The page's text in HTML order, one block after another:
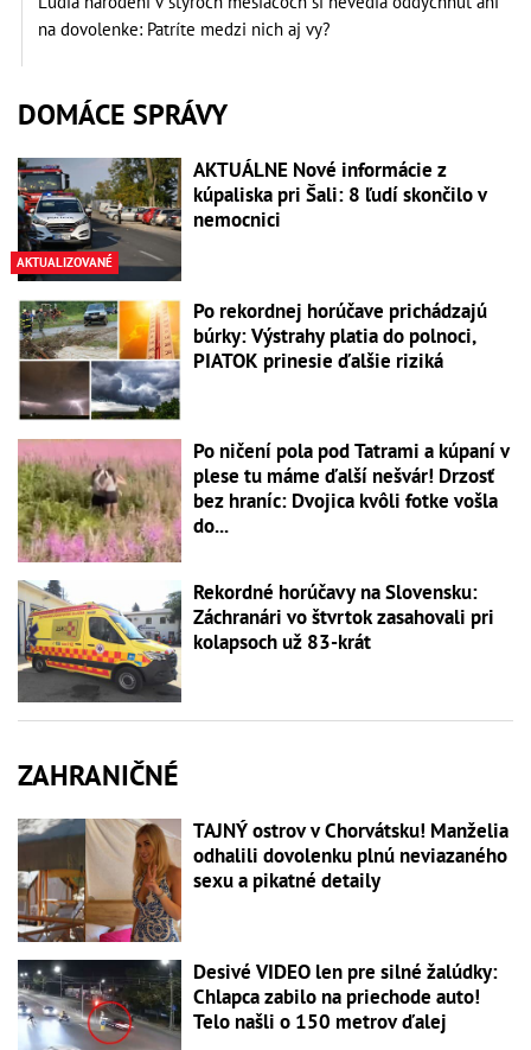
na dovolenke: Patríte medzi nich aj vy?
DOMÁCE SPRÁVY
AKTUALIZOVANÉ
AKTUÁLNE Nové informácie z
kúpaliska pri Šali: 8 ľudí skončilo v
nemocnici
Po rekordnej horúčave prichádzajú
búrky: Výstrahy platia do polnoci,
PIATOK prinesie ďalšie riziká
Po ničení pola pod Tatrami a kúpaní v
plese tu máme ďalší nešvár! Drzosť
bez hraníc: Dvojica kvôli fotke vošla
do...
Rekordné horúčavy na Slovensku:
Záchranári vo štvrtok zasahovali pri
kolapsoch už 83-krát
ZAHRANIČNÉ
TAJNÝ ostrov v Chorvátsku! Manželia
odhalili dovolenku plnú neviazaného
sexu a pikatné detaily
Desivé VIDEO len pre silné žalúdky:
Chlapca zabilo na priechode auto!
Telo našli o 150 metrov ďalej